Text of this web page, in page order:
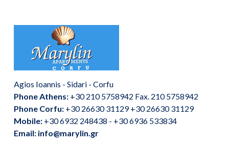
Agios Ioannis - Sidari - Corfu
Phone Athens: +30 210 5758942 Fax. 210 5758942
Phone Corfu: +30 26630 31129 +30 26630 31129
Mobile: +30 6932 248438 - +30 6936 533834
Email: info@marylin.gr